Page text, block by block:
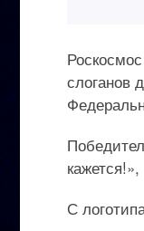
слоганов
С